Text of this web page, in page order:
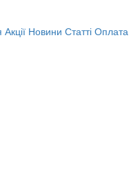
Акції Новини Статті Оплата